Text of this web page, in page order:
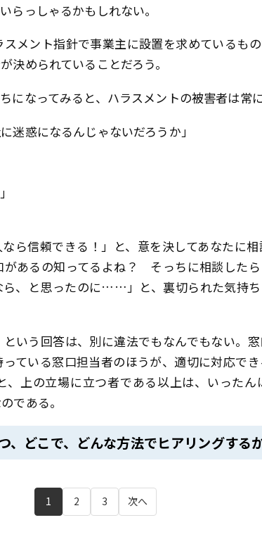
らっしゃるかもしれない。
メント指針で事業主に設置を求めているも
決められていることだろう。
になってみると、ハラスメントの被害者は常
迷惑になるんじゃないだろうか」
ら信頼できる！」と、意を決してあなたに相
あるの知ってるよね？ そっちに相談した
、と思ったのに……」と、裏切られた気持
いう回答は、別に違法でもなんでもない。
ている窓口担当者のほうが、適切に対応で
、上の立場に立つ者である以上は、いった
である。
、どこで、どんな方法でヒアリングする
1 2 3 次へ